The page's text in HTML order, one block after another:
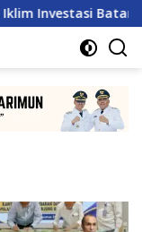
Batam